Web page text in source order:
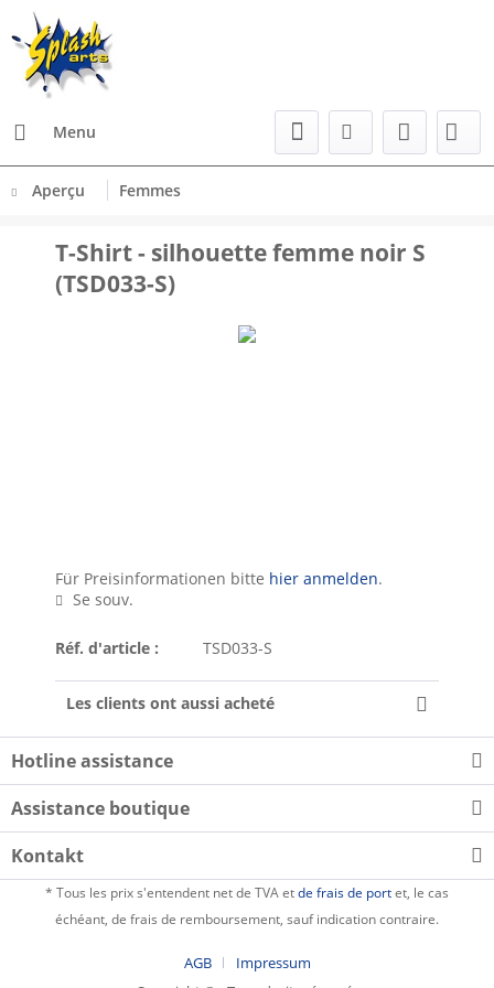
Menu
Aperçu Femmes
T-Shirt - silhouette femme noir S
(TSD033-S)
Für Preisinformationen bitte hier anmelden.
Se souv.
Réf. d'article : TSD033-S
Les clients ont aussi acheté
Hotline assistance
Assistance boutique
Kontakt
* Tous les prix s'entendent net de TVA etde frais de portet, le cas
échéant, de frais de remboursement, sauf indication contraire.
AGB
Impressum